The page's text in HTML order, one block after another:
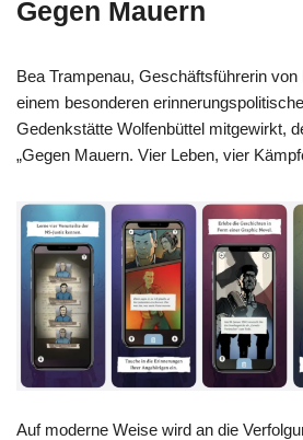
Gegen Mauern
Bea Trampenau, Geschäftsführerin von
einem besonderen
Gedenkstätte Wolfenbüttel mitgewirkt,
„Gegen Mauern. Vier Leben, vier
Auf moderne Weise wird an die